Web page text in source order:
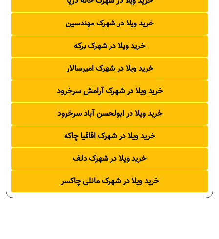
خرید ویلا در شهرک مهندسین
خرید ویلا در شهرک برکه
خرید ویلا در شهرک امیرسالار
خرید ویلا در شهرک آرامش سرخرود
خرید ویلا در ابولحسن آباد سرخرود
خرید ویلا در شهرک اقاقیا چاکه
خرید ویلا در شهرک دلف
خرید ویلا در شهرک مانلی چاکسر